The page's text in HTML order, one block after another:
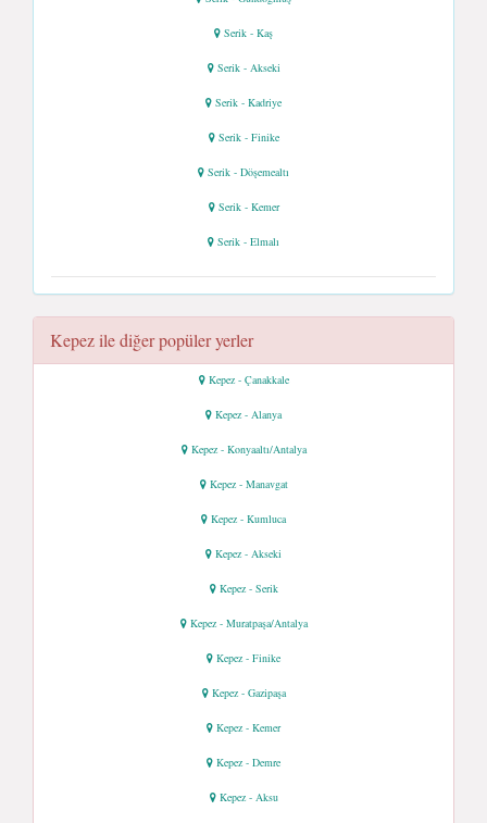
Serik - Kaş
Serik - Akseki
Serik - Kadriye
Serik - Finike
Serik - Döşemealtı
Serik - Kemer
Serik - Elmalı
Kepez ile diğer popüler yerler
Kepez - Çanakkale
Kepez - Alanya
Kepez - Konyaaltı/Antalya
Kepez - Manavgat
Kepez - Kumluca
Kepez - Akseki
Kepez - Serik
Kepez - Muratpaşa/Antalya
Kepez - Finike
Kepez - Gazipaşa
Kepez - Kemer
Kepez - Demre
Kepez - Aksu